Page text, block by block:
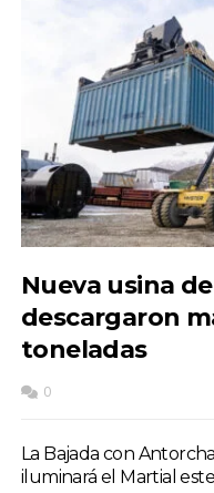
Nueva usina
descargaron
toneladas
0
La Bajada con
iluminará el Martial